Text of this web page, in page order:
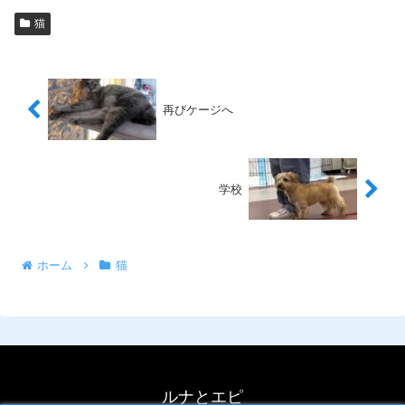
猫
再びケージへ
学校
ホーム 猫
ルナとエピ